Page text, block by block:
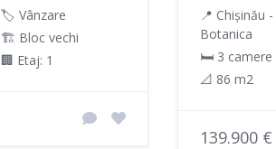
🏷️ Vânzare
🏗️ Bloc vechi
🏢 Etaj: 1
📍 Chișinău -
Botanica
🛏 3 camere
📐 86 m2
139.900 €